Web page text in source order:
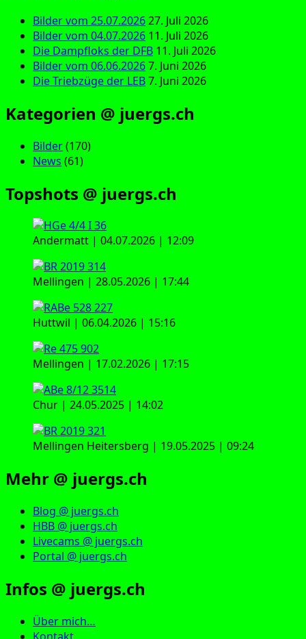
Bilder vom 25.07.202627. Juli 2026
Bilder vom 04.07.2026 11. Juli 2026
Die Dampfloks der DFB 11. Juli 2026
Bilder vom 06.06.20267. Juni 2026
Die Triebzüge der LEB7. Juni 2026
Kategorien @ juergs.ch
Bilder(170)
News (61)
Topshots @ juergs.ch
Andermatt | 04.07.2026 | 12:09
Mellingen | 28.05.2026 | 17:44
Huttwil | 06.04.2026 | 15:16
Mellingen | 17.02.2026 | 17:15
Chur | 24.05.2025 | 14:02
Mellingen Heitersberg | 19.05.2025 | 09:24
Mehr @ juergs.ch
Blog @ juergs.ch
HBB @ juergs.ch
Livecams @ juergs.ch
Portal @ juergs.ch
Infos @ juergs.ch
Über mich…